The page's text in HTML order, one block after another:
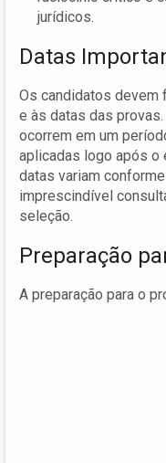
jurídicos.
Datas
Os candidatos devem
e às datas das
ocorrem em um
aplicadas logo após o
datas variam
imprescindível
seleção.
Preparação
A preparação para o